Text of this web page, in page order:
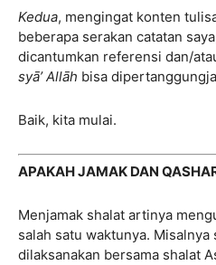
Kedua, mengingat konten
beberapa serakan catatan
dicantumkan referensi dan/
syā’ Allāh bisa
Baik, kita mulai.
APAKAH JAMAK DAN
Menjamak shalat artinya
salah satu waktunya. Misalnya
dilaksanakan bersama shalat